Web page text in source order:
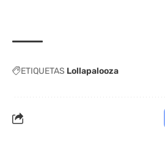
ETIQUETAS Lollapalooza